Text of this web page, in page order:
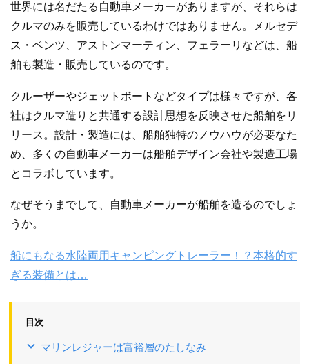
世界には名だたる自動車メーカーがありますが、それらは
クルマのみを販売しているわけではありません。メルセデ
ス・ベンツ、アストンマーティン、フェラーリなどは、船
舶も製造・販売しているのです。
クルーザーやジェットボートなどタイプは様々ですが、各
社はクルマ造りと共通する設計思想を反映させた船舶をリ
リース。設計・製造には、船舶独特のノウハウが必要なた
め、多くの自動車メーカーは船舶デザイン会社や製造工場
とコラボしています。
なぜそうまでして、自動車メーカーが船舶を造るのでしょ
うか。
船にもなる水陸両用キャンピングトレーラー！？本格的す
ぎる装備とは…
目次
マリンレジャーは富裕層のたしなみ